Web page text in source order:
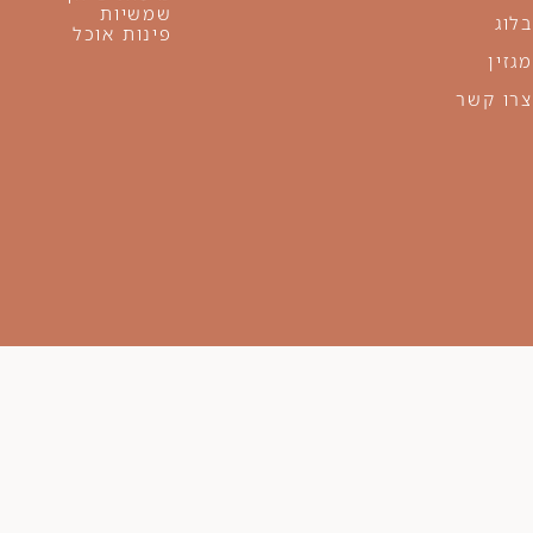
בלוג
מגזין
צרו קשר
שמשיות
פינות אוכל